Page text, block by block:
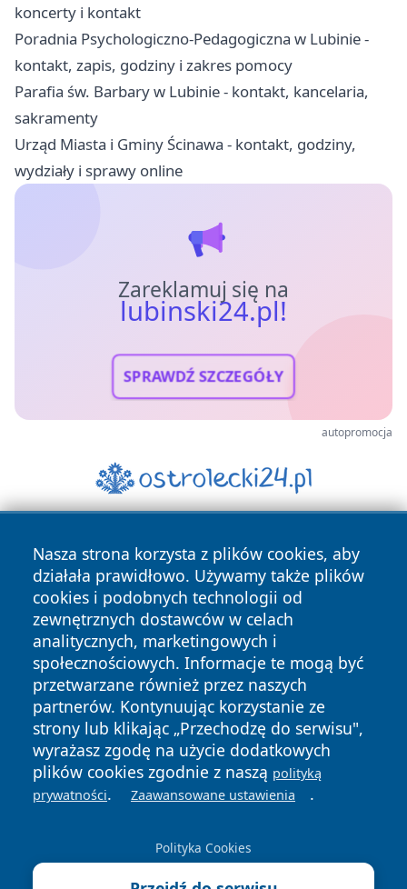
koncerty i kontakt
Poradnia Psychologiczno-Pedagogiczna w Lubinie -
kontakt, zapis, godziny i zakres pomocy
Parafia św. Barbary w Lubinie - kontakt, kancelaria,
sakramenty
Urząd Miasta i Gminy Ścinawa - kontakt, godziny,
wydziały i sprawy online
Zareklamuj się na
lubinski24.pl!
SPRAWDŹ SZCZEGÓŁY
autopromocja
Nasza strona korzysta z plików cookies, aby
działała prawidłowo. Używamy także plików
cookies i podobnych technologii od
zewnętrznych dostawców w celach
analitycznych, marketingowych i
społecznościowych. Informacje te mogą być
przetwarzane również przez naszych
partnerów. Kontynuując korzystanie ze
strony lub klikając „Przechodzę do serwisu",
wyrażasz zgodę na użycie dodatkowych
plików cookies zgodnie z naszą polityką
prywatności. Zaawansowane ustawienia .
Polityka Cookies
Copyright © 2026 lubinski24.pl Wszystkie prawa zastrzeżone.
News Autorzy
Polityka
Prywatności
Polityka
Cookies